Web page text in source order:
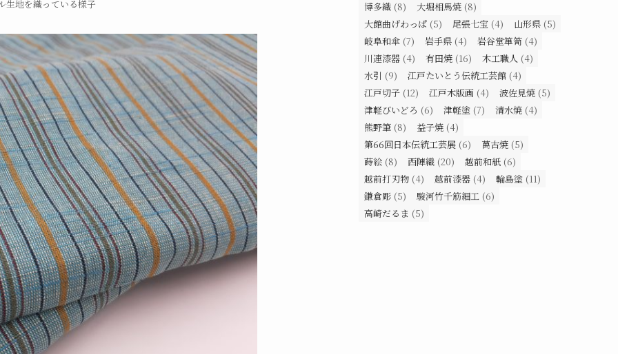
生地を織っている様子
博多織 (8) 大堀相馬焼 (8)
大館曲げわっぱ (5) 尾張七宝 (4) 山形県 (5)
岐阜和傘 (7) 岩手県 (4) 岩谷堂箪笥 (4)
川連漆器 (4) 有田焼 (16) 木工職人 (4)
水引 (9) 江戸たいとう伝統工芸館 (4)
江戸切子 (12) 江戸木版画 (4) 波佐見焼 (5)
津軽びいどろ (6) 津軽塗 (7) 清水焼 (4)
熊野筆 (8) 益子焼 (4)
第66回日本伝統工芸展 (6) 萬古焼 (5)
蒔絵 (8) 西陣織 (20) 越前和紙 (6)
越前打刃物 (4) 越前漆器 (4) 輪島塗 (11)
鎌倉彫 (5) 駿河竹千筋細工 (6)
高崎だるま (5)